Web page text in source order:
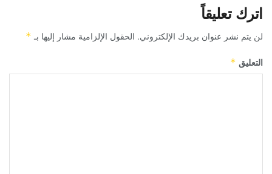
اترك تعليقاً
لن يتم نشر عنوان بريدك الإلكتروني. الحقول الإلزامية مشار إليها بـ *
التعليق *